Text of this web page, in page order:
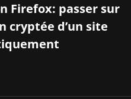
Firefox: passer sur
cryptée d’un site